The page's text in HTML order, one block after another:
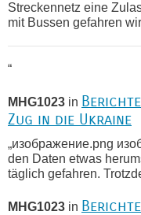
Streckennetz eine
mit Bussen gefahren
“
MHG1023 in Berichte
Zug in die Ukraine
„изображение.png
den Daten etwas
täglich gefahren.
MHG1023 in Berichte